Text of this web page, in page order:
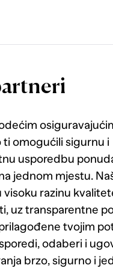
ti omogućili sigurnu i
usporedbu
jednom mjestu.
visoku razinu
uz transparentne
tvojim
odaberi i
brzo, sigurno i